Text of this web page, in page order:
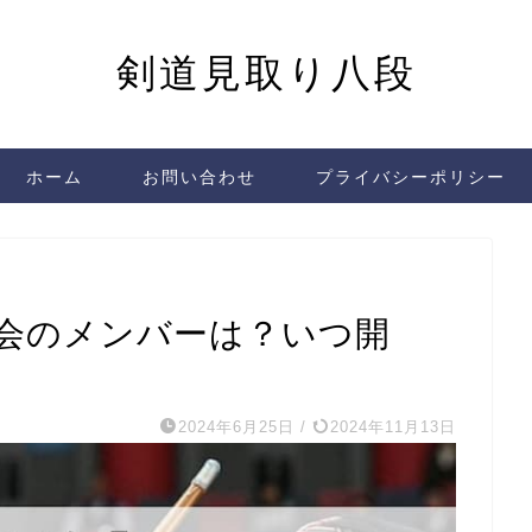
剣道見取り八段
ホーム お問い合わせ プライバシーポリシー
のメンバーは？いつ開
2024年6月25日 / 2024年11月13日